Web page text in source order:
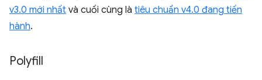
v3.0 mới nhất và cuối cùng là tiêu chuẩn v4.0 đang tiến
hành.
Polyfill